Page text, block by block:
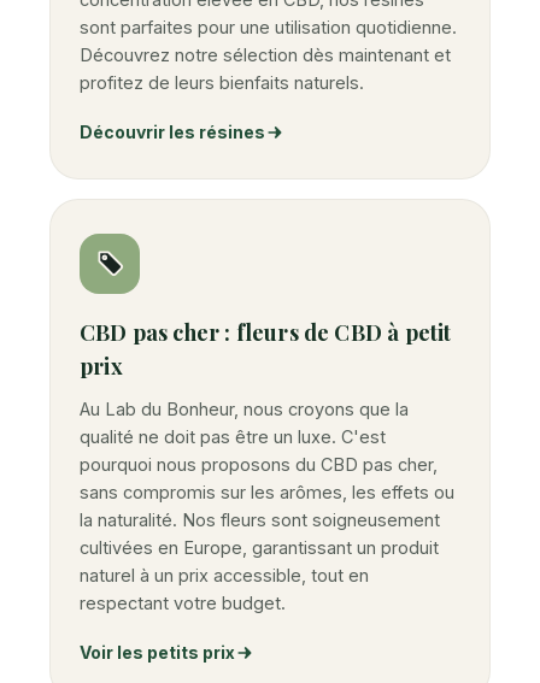
sont parfaites pour une utilisation quotidienne.
Découvrez notre sélection dès maintenant et
profitez de leurs bienfaits naturels.
Découvrir les résines
CBD pas cher : fleurs de CBD à petit
prix
Au Lab du Bonheur, nous croyons que la
qualité ne doit pas être un luxe. C'est
pourquoi nous proposons du CBD pas cher,
sans compromis sur les arômes, les effets ou
la naturalité. Nos fleurs sont soigneusement
cultivées en Europe, garantissant un produit
naturel à un prix accessible, tout en
respectant votre budget.
Voir les petits prix